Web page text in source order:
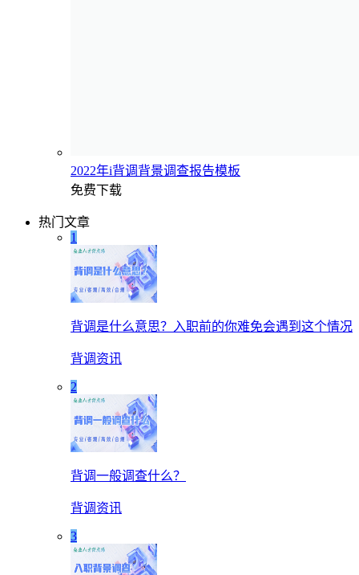
2022年i背调背景调查报告模板
免费下载
热门文章
1
背调是什么意思？入职前的你难免会遇到这个情况
背调资讯
2
背调一般调查什么？
背调资讯
3